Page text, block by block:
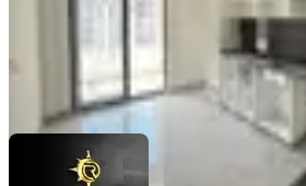
YENİ ROTA İNŞAAT EMLAKTaner B